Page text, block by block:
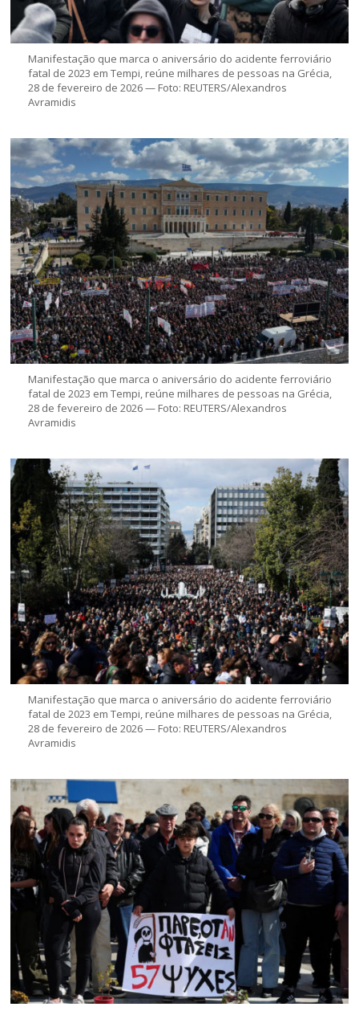
Manifestação que marca o aniversário do acidente ferroviário
fatal de 2023 em Tempi, reúne milhares de pessoas na Grécia,
28 de fevereiro de 2026 — Foto: REUTERS/Alexandros
Avramidis
Manifestação que marca o aniversário do acidente ferroviário
fatal de 2023 em Tempi, reúne milhares de pessoas na Grécia,
28 de fevereiro de 2026 — Foto: REUTERS/Alexandros
Avramidis
Manifestação que marca o aniversário do acidente ferroviário
fatal de 2023 em Tempi, reúne milhares de pessoas na Grécia,
28 de fevereiro de 2026 — Foto: REUTERS/Alexandros
Avramidis